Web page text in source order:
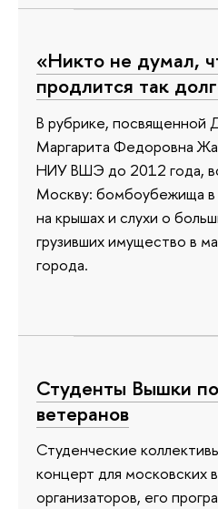
«Никто не думал,
продлится так
В рубрике,
Маргарита Федоровна
НИУ ВШЭ до 2012 года,
Москву: бомбоубежища в
на крышах и слухи о
грузивших имущество в
города.
Студенты Вышки
ветеранов
Студенческие
концерт для московских
организаторов, его